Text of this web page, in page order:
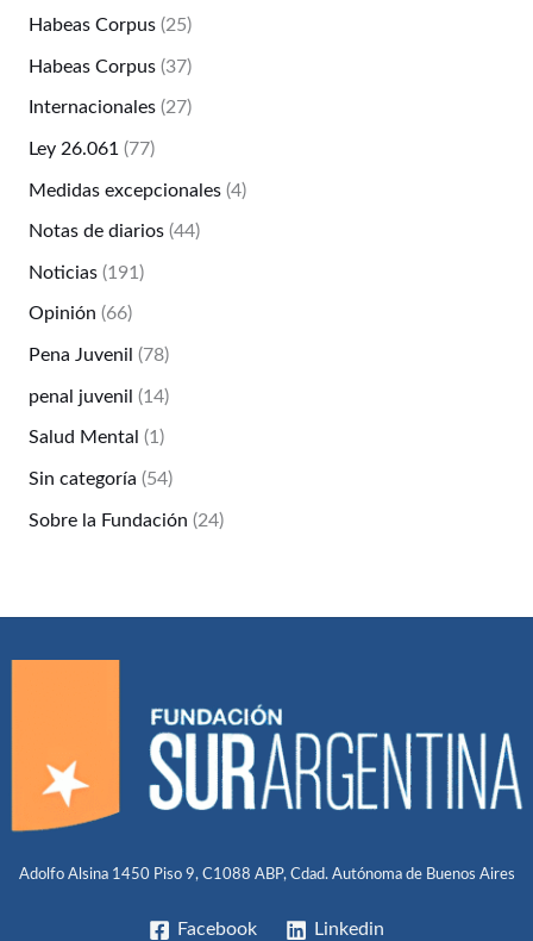
Habeas Corpus(25)
Habeas Corpus(37)
Internacionales(27)
Ley 26.061 (77)
Medidas excepcionales(4)
Notas de diarios(44)
Noticias(191)
Opinión (66)
Pena Juvenil (78)
penal juvenil (14)
Salud Mental (1)
Sin categoría (54)
Sobre la Fundación (24)
Adolfo Alsina 1450 Piso 9, C1088 ABP, Cdad. Autónoma de Buenos Aires
Facebook Linkedin